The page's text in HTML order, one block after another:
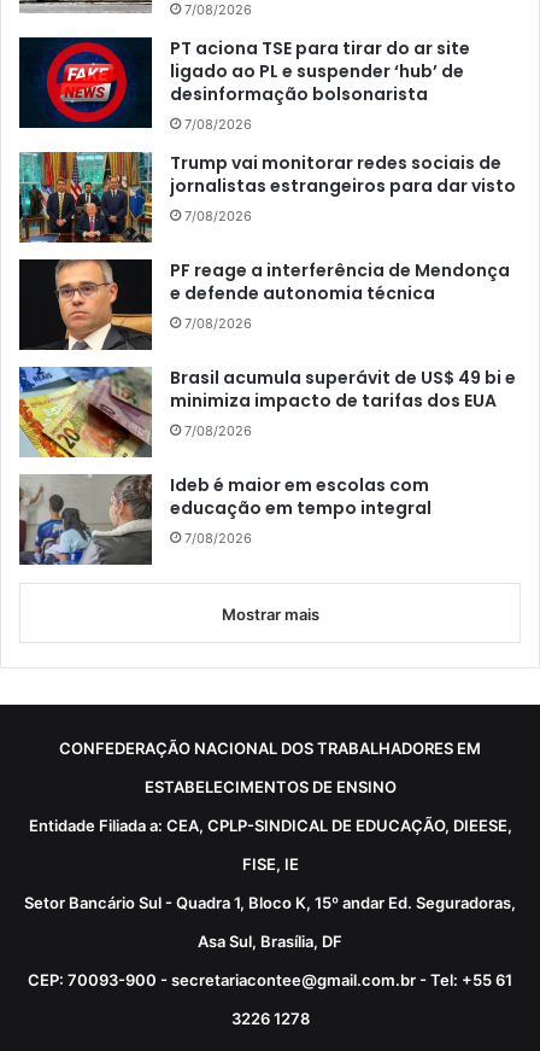
7/08/2026
PT aciona TSE para tirar do ar site
ligado ao PL e suspender ‘hub’ de
desinformação bolsonarista
7/08/2026
Trump vai monitorar redes sociais de
jornalistas estrangeiros para dar visto
7/08/2026
PF reage a interferência de Mendonça
e defende autonomia técnica
7/08/2026
Brasil acumula superávit de US$ 49 bi e
minimiza impacto de tarifas dos EUA
7/08/2026
Ideb é maior em escolas com
educação em tempo integral
7/08/2026
Mostrar mais
CONFEDERAÇÃO NACIONAL DOS TRABALHADORES EM
ESTABELECIMENTOS DE ENSINO
Entidade Filiada a: CEA, CPLP-SINDICAL DE EDUCAÇÃO, DIEESE,
FISE, IE
Setor Bancário Sul - Quadra 1, Bloco K, 15º andar Ed. Seguradoras,
Asa Sul, Brasília, DF
CEP: 70093-900 - secretariacontee@gmail.com.br - Tel: +55 61
3226 1278